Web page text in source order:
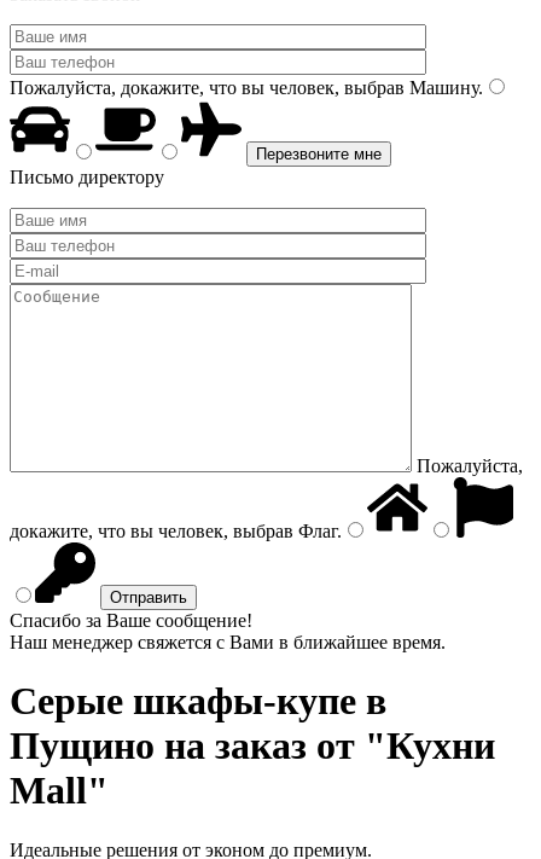
Пожалуйста, докажите, что вы человек, выбрав Машину.
Письмо директору
Пожалуйста,
докажите, что вы человек, выбрав Флаг.
Спасибо за Ваше сообщение!
Наш менеджер свяжется с Вами в ближайшее время.
Серые шкафы-купе в
Пущино на заказ от "Кухни
Mall"
Идеальные решения от эконом до премиум.